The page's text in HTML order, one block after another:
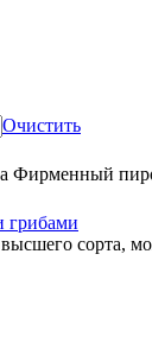
Очистить
Фирменный
грибами
сорта,